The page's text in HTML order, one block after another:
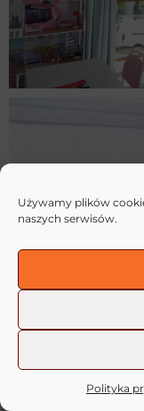
Używamy plików
naszych serwisów.
Polityka